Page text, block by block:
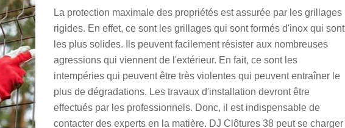
La protection maximale des propriétés est assurée par les grillages
rigides. En effet, ce sont les grillages qui sont formés d'inox qui sont
les plus solides. Ils peuvent facilement résister aux nombreuses
agressions qui viennent de l'extérieur. En fait, ce sont les
intempéries qui peuvent être très violentes qui peuvent entraîner le
plus de dégradations. Les travaux d'installation devront être
effectués par les professionnels. Donc, il est indispensable de
contacter des experts en la matière. DJ Clôtures 38 peut se charger